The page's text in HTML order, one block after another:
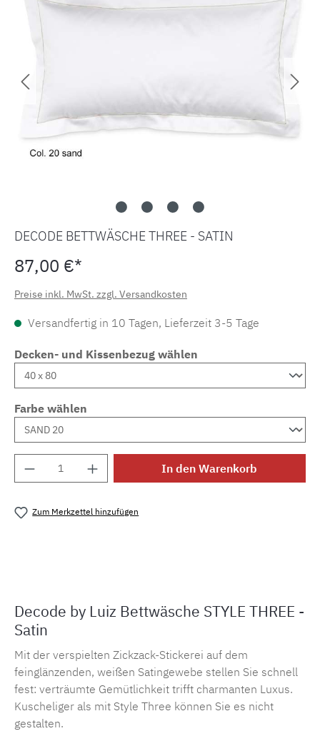
DECODE BETTWÄSCHE THREE - SATIN
87,00 €*
Preise inkl. MwSt. zzgl. Versandkosten
Versandfertig in 10 Tagen, Lieferzeit 3-5 Tage
Decken- und Kissenbezug wählen
Farbe wählen
Produkt Anzahl: Gib den gewünschten
In den Warenkorb
Zum Merkzettel hinzufügen
Decode by Luiz Bettwäsche STYLE THREE -
Satin
Mit der verspielten Zickzack-Stickerei auf dem
feinglänzenden, weißen Satingewebe stellen Sie schnell
fest: verträumte Gemütlichkeit trifft charmanten Luxus.
Kuscheliger als mit Style Three können Sie es nicht
gestalten.